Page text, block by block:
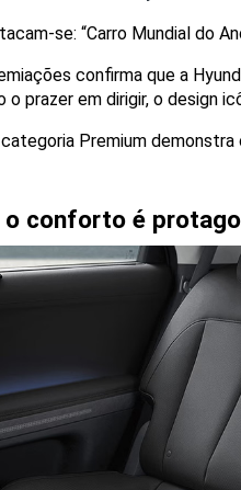
se: “Carro Mundial do
confirma que a
o prazer em dirigir, o design
Premium
o conforto é